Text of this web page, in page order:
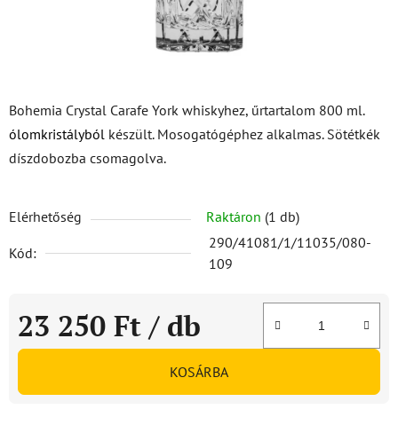
Bohemia Crystal Carafe York whiskyhez, űrtartalom 800 ml.
ólomkristályból készült. Mosogatógéphez alkalmas. Sötétkék
díszdobozba csomagolva.
Elérhetőség Raktáron (1 db)
Kód:
290/41081/1/11035/080-
109
23 250 Ft / db
Egységár:
KOSÁRBA